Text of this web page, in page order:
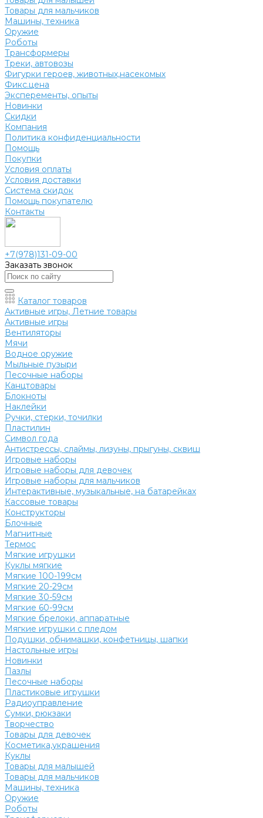
Товары для мальчиков
Машины, техника
Оружие
Роботы
Трансформеры
Треки, автовозы
Фигурки героев, животных,насекомых
Фикс.цена
Эксперементы, опыты
Новинки
Скидки
Компания
Политика конфиденциальности
Помощь
Покупки
Условия оплаты
Условия доставки
Система скидок
Помощь покупателю
Контакты
+7(978)131-09-00
Заказать звонок
Каталог товаров
Активные игры, Летние товары
Активные игры
Вентиляторы
Мячи
Водное оружие
Мыльные пузыри
Песочные наборы
Канцтовары
Блокноты
Наклейки
Ручки, стерки, точилки
Пластилин
Символ года
Антистрессы, слаймы, лизуны, прыгуны, сквиш
Игровые наборы
Игровые наборы для девочек
Игровые наборы для мальчиков
Интерактивные, музыкальные, на батарейках
Кассовые товары
Конструкторы
Блочные
Магнитные
Термос
Мягкие игрушки
Куклы мягкие
Мягкие 100-199см
Мягкие 20-29см
Мягкие 30-59см
Мягкие 60-99см
Мягкие брелоки, аппаратные
Мягкие игрушки с пледом
Подушки, обнимашки, конфетницы, шапки
Настольные игры
Новинки
Пазлы
Песочные наборы
Пластиковые игрушки
Радиоуправление
Сумки, рюкзаки
Творчество
Товары для девочек
Косметика,украшения
Куклы
Товары для малышей
Товары для мальчиков
Машины, техника
Оружие
Роботы